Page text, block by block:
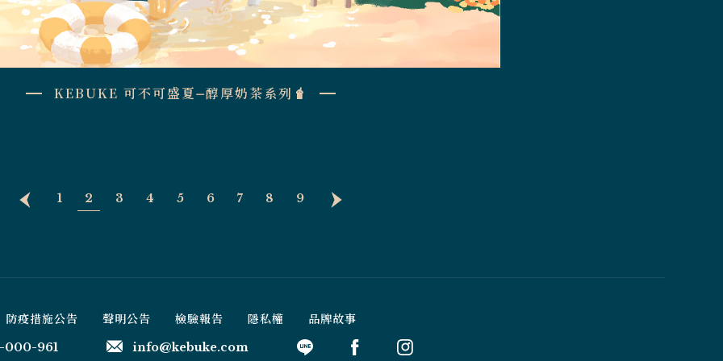
KEBUKE 可不可盛夏⏤醇厚奶茶系列🧋
1 2 3 4 5 6 7 8 9
防疫措施公告 聲明公告 檢驗報告 隱私權 品牌故事
961 info@kebuke.com